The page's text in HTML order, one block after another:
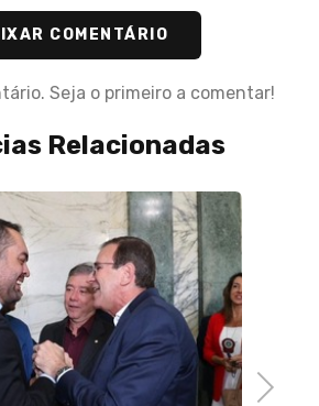
COMENTÁRIO
Seja o primeiro a comentar!
Relacionadas
para
no
Next